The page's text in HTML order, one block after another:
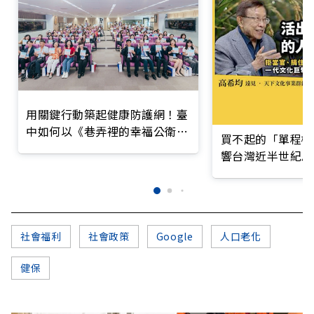
用關鍵行動築起健康防護網！臺
中如何以《巷弄裡的幸福公衛》
買不起的「單程
響台灣近半世紀
社會福利 社會政策 Google 人口老化
健保